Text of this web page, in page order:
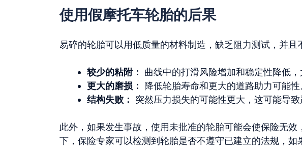
使用假摩托车轮胎的后果
易碎的轮胎可以用低质量的材料制造，缺乏阻力测试，并且
较少的粘附： 曲线中的打滑风险增加和稳定性降低，
更大的磨损： 降低轮胎寿命和更大的道路助力可能性
结构失败： 突然压力损失的可能性更大，这可能导致
此外，如果发生事故，使用未批准的轮胎可能会使保险无
下，保险专家可以检测到轮胎是否不遵守已建立的法规，